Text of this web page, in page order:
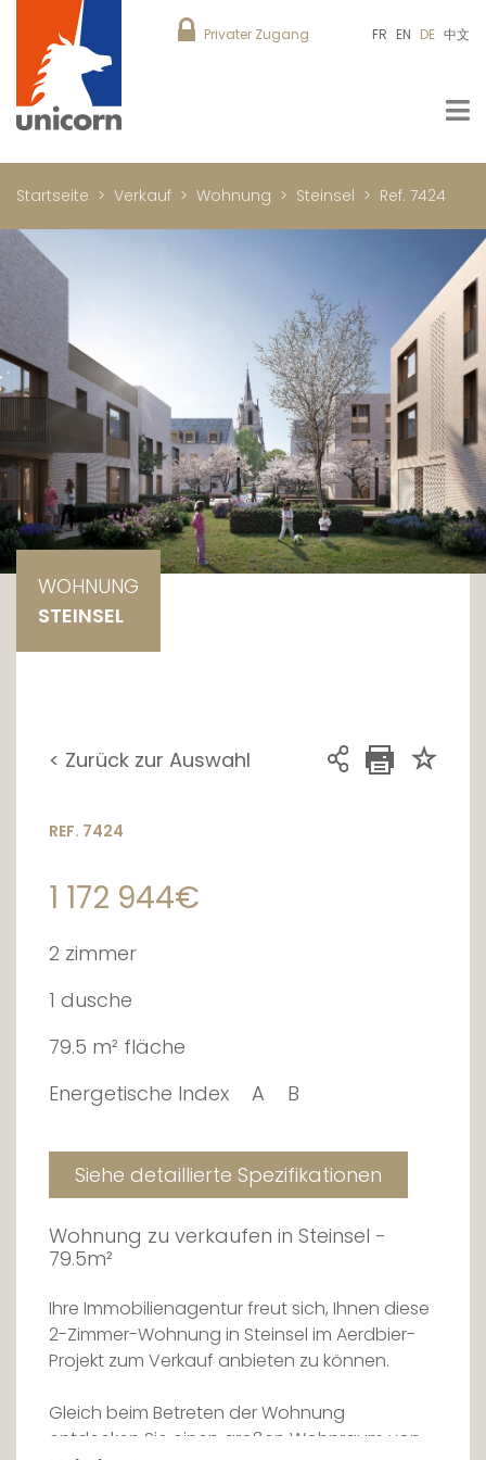
Privater Zugang FR EN DE 中文
Startseite Verkauf Wohnung Steinsel Ref. 7424
WOHNUNG
STEINSEL
< Zurück zur Auswahl
REF. 7424
1 172 944€
2 zimmer
1 dusche
79.5 m² fläche
Energetische Index
A B
Siehe detaillierte Spezifikationen
Wohnung zu verkaufen in Steinsel -
79.5m²
Ihre Immobilienagentur freut sich, Ihnen diese
2-Zimmer-Wohnung in Steinsel im Aerdbier-
Projekt zum Verkauf anbieten zu können.
Gleich beim Betreten der Wohnung
entdecken Sie einen großen Wohnraum von